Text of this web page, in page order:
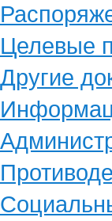
Целевые
Другие